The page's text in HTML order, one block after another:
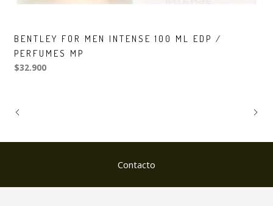
BENTLEY FOR MEN INTENSE 100 ML EDP /
PERFUMES MP
$32.900
Contacto